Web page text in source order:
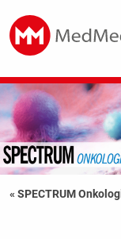
« SPECTRUM